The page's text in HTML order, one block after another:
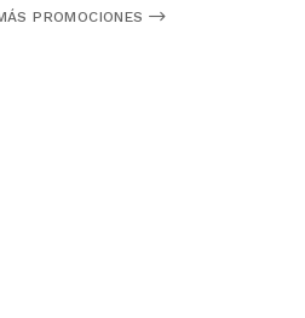
PROMOCIONES